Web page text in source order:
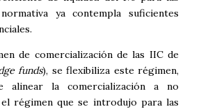
ya contempla suficientes
de comercialización de las IIC de
funds), se flexibiliza este régimen,
la comercialización a no
régimen que se introdujo para las